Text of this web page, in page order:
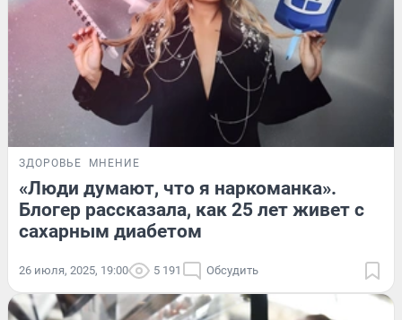
ЗДОРОВЬЕ МНЕНИЕ
«Люди думают, что я наркоманка».
Блогер рассказала, как 25 лет живет с
сахарным диабетом
26 июля, 2025, 19:00 5 191 Обсудить